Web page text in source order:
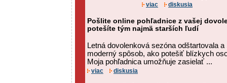
viac diskusia
Pošlite online pohľadnice z vašej
potešíte tým najmä starších ľudí
Letná dovolenková sezóna odštartovala
moderný spôsob, ako potešiť blízkych
Moja pohľadnica umožňuje zasielať ...
viac diskusia